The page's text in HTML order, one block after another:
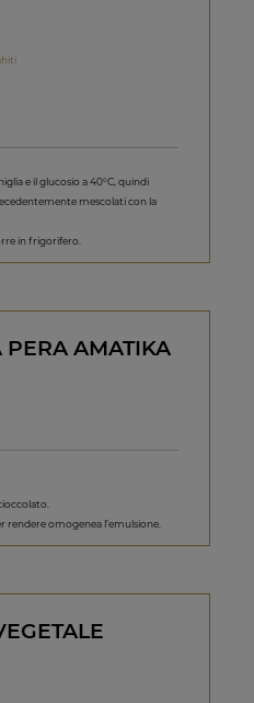
e il glucosio a 40°C, quindi
mescolati con la
in frigorifero.
PERA AMATIKA
rendere omogenea l’emulsione.